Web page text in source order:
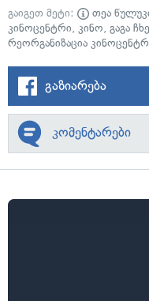
გაიგეთ მეტი: თეა
კინოცენტრი, კინო, გაგა
რეორგანიზაცია
გაზიარება
კომენტარები